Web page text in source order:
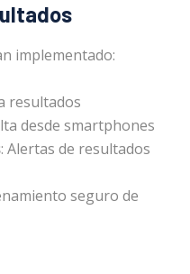
implementado:
resultados
desde smartphones
: Alertas de resultados
seguro de